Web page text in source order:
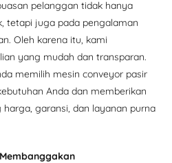
pelanggan tidak hanya
tetapi juga pada pengalaman
Oleh karena itu, kami
yang mudah dan transparan.
memilih mesin conveyor pasir
Anda dan memberikan
garansi, dan layanan purna